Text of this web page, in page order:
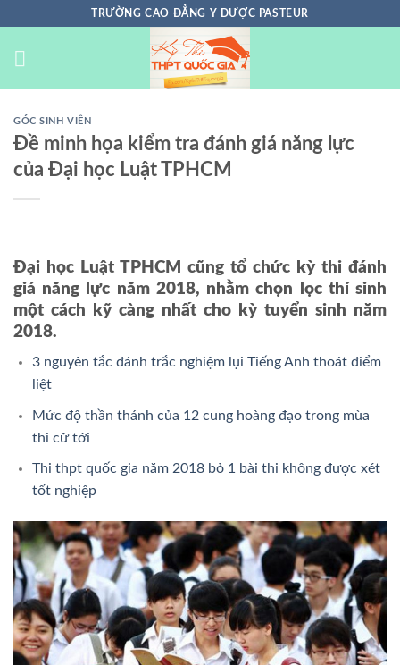
nội
TRƯỜNG CAO ĐẲNG Y DƯỢC PASTEUR
GÓC SINH VIÊN
Đề minh họa kiểm tra đánh giá năng lực
của Đại học Luật TPHCM
Đại học Luật TPHCM cũng tổ chức kỳ thi đánh
giá năng lực năm 2018, nhằm chọn lọc thí sinh
một cách kỹ càng nhất cho kỳ tuyển sinh năm
2018.
3 nguyên tắc đánh trắc nghiệm lụi Tiếng Anh thoát điểm
liệt
Mức độ thần thánh của 12 cung hoàng đạo trong mùa
thi cử tới
Thi thpt quốc gia năm 2018 bỏ 1 bài thi không được xét
tốt nghiệp